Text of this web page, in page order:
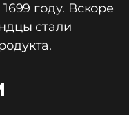
году. Вскоре
стали